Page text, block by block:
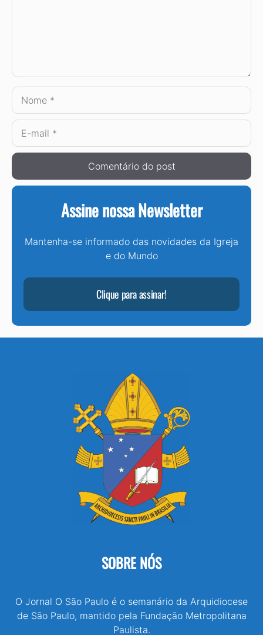
Nome
E-
mail
Assine nossa Newsletter
Mantenha-se informado das novidades da Igreja
e do Mundo
Clique para assinar!
SOBRE NÓS
O Jornal O São Paulo é o semanário da Arquidiocese
de São Paulo, mantido pela Fundação Metropolitana
Paulista.